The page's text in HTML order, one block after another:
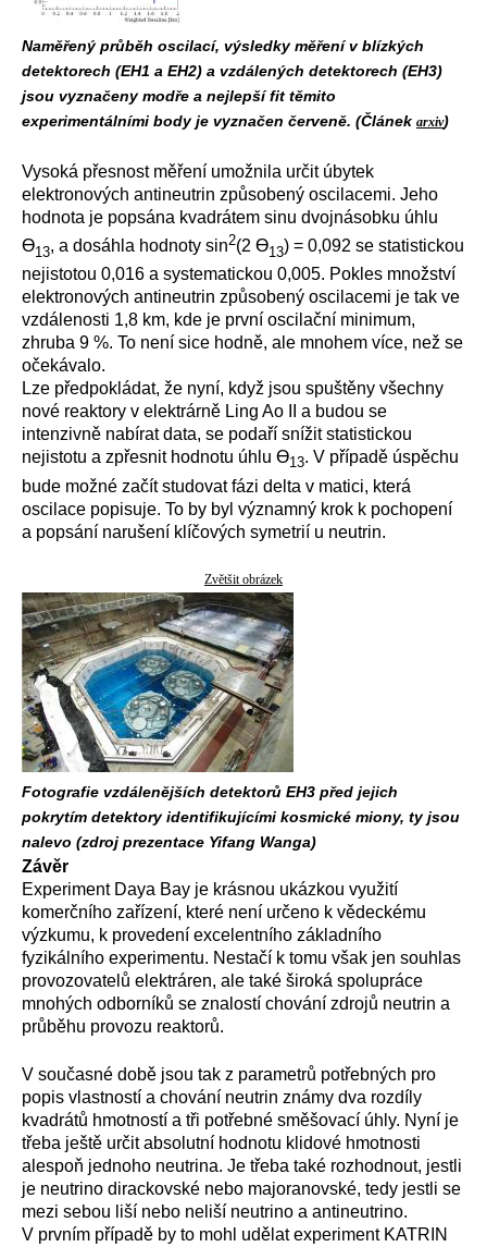
Naměřený průběh oscilací, výsledky měření v blízkých
detektorech (EH1 a EH2) a vzdálených detektorech (EH3)
jsou vyznačeny modře a nejlepší fit těmito
experimentálními body je vyznačen červeně. (Článek arxiv)
Vysoká přesnost měření umožnila určit úbytek
elektronových antineutrin způsobený oscilacemi. Jeho
hodnota je popsána kvadrátem sinu dvojnásobku úhlu
Ɵ13, a dosáhla hodnoty sin2(2 Ɵ13) = 0,092 se statistickou
nejistotou 0,016 a systematickou 0,005. Pokles množství
elektronových antineutrin způsobený oscilacemi je tak ve
vzdálenosti 1,8 km, kde je první oscilační minimum,
zhruba 9 %. To není sice hodně, ale mnohem více, než se
očekávalo.
Lze předpokládat, že nyní, když jsou spuštěny všechny
nové reaktory v elektrárně Ling Ao II a budou se
intenzivně nabírat data, se podaří snížit statistickou
nejistotu a zpřesnit hodnotu úhlu Ɵ13. V případě úspěchu
bude možné začít studovat fázi delta v matici, která
oscilace popisuje. To by byl významný krok k pochopení
a popsání narušení klíčových symetrií u neutrin.
Zvětšit obrázek
Fotografie vzdálenějších detektorů EH3 před jejich
pokrytím detektory identifikujícími kosmické miony, ty jsou
nalevo (zdroj prezentace Yifang Wanga)
Závěr
Experiment Daya Bay je krásnou ukázkou využití
komerčního zařízení, které není určeno k vědeckému
výzkumu, k provedení excelentního základního
fyzikálního experimentu. Nestačí k tomu však jen souhlas
provozovatelů elektráren, ale také široká spolupráce
mnohých odborníků se znalostí chování zdrojů neutrin a
průběhu provozu reaktorů.
V současné době jsou tak z parametrů potřebných pro
popis vlastností a chování neutrin známy dva rozdíly
kvadrátů hmotností a tři potřebné směšovací úhly. Nyní je
třeba ještě určit absolutní hodnotu klidové hmotnosti
alespoň jednoho neutrina. Je třeba také rozhodnout, jestli
je neutrino dirackovské nebo majoranovské, tedy jestli se
mezi sebou liší nebo neliší neutrino a antineutrino.
V prvním případě by to mohl udělat experiment KATRIN